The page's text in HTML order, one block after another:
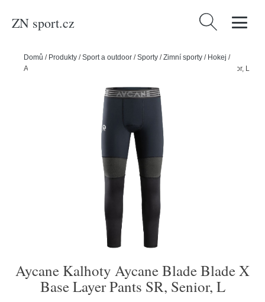
ZN sport.cz Vyhledávání
Domů / Produkty /Sport a outdoor /Sporty /Zimní sporty / Hokej /
Aycane Kalhoty Aycane Blade Blade X Base Layer Pants SR, Senior, L
Aycane Kalhoty Aycane Blade Blade X
Base Layer Pants SR, Senior, L